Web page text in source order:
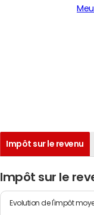
Impôt sur le revenu
Impôt sur le
Evolution de l'impôt